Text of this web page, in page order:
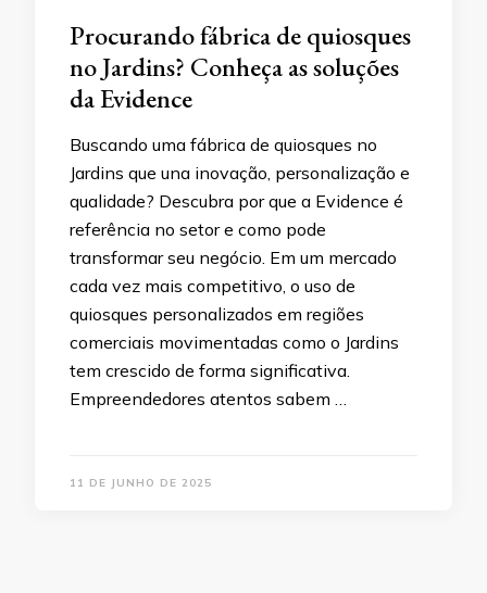
Procurando fábrica de quiosques
no Jardins? Conheça as soluções
da Evidence
Buscando uma fábrica de quiosques no
Jardins que una inovação, personalização e
qualidade? Descubra por que a Evidence é
referência no setor e como pode
transformar seu negócio. Em um mercado
cada vez mais competitivo, o uso de
quiosques personalizados em regiões
comerciais movimentadas como o Jardins
tem crescido de forma significativa.
Empreendedores atentos sabem …
11 DE JUNHO DE 2025